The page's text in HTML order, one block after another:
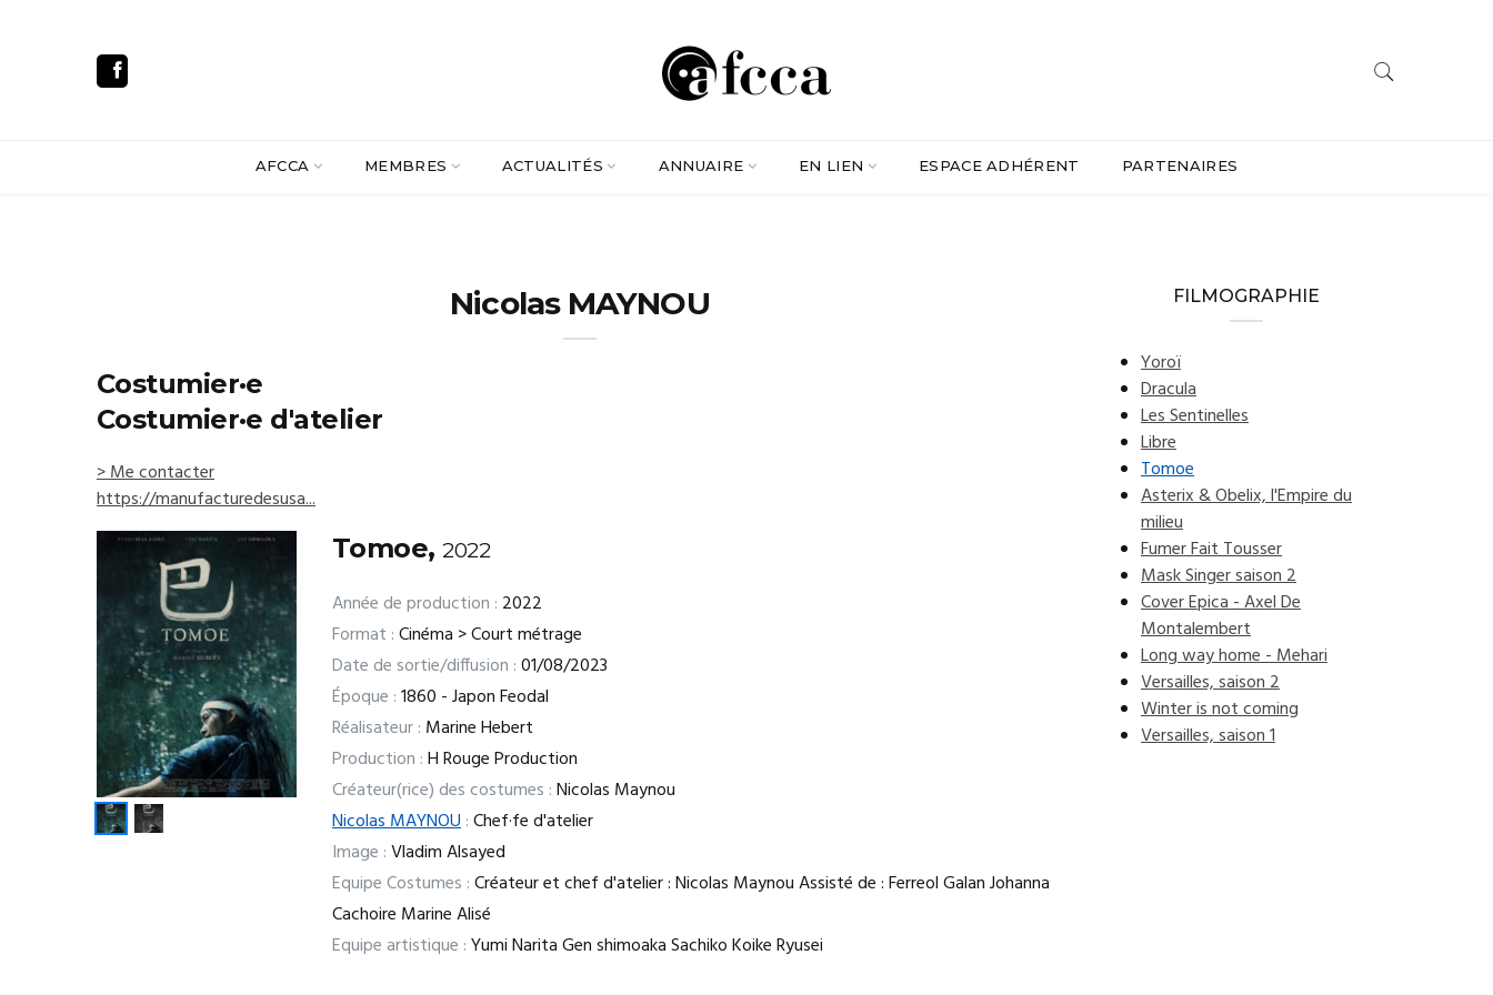
AFCCA MEMBRES ACTUALITÉS ANNUAIRE EN LIEN ESPACE ADHÉRENT PARTENAIRES
Nicolas MAYNOU
Costumier·e
Costumier·e d'atelier
> Me contacter
https://manufacturedesusa...
Tomoe,2022
Année de production : 2022
Format :Cinéma > Court métrage
Date de sortie/diffusion :01/08/2023
Époque :1860 - Japon Feodal
Réalisateur : Marine Hebert
Production :H Rouge Production
Créateur(rice) des costumes :Nicolas Maynou
Nicolas MAYNOU:Chef·fe d'atelier
Image :Vladim Alsayed
Equipe Costumes :Créateur et chef d'atelier : Nicolas Maynou Assisté de : Ferreol Galan Johanna
Cachoire Marine Alisé
Equipe artistique :Yumi Narita Gen shimoaka Sachiko Koike Ryusei
FILMOGRAPHIE
Yoroï
Dracula
Les Sentinelles
Libre
Tomoe
Asterix & Obelix, l'Empire du
milieu
Fumer Fait Tousser
Mask Singer saison 2
Cover Epica - Axel De
Montalembert
Long way home - Mehari
Versailles, saison 2
Winter is not coming
Versailles, saison 1